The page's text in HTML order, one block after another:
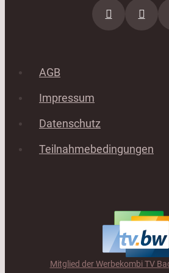
AGB
Impressum
Datenschutz
Teilnahmebedingungen
Mitglied der Werbekombi TV